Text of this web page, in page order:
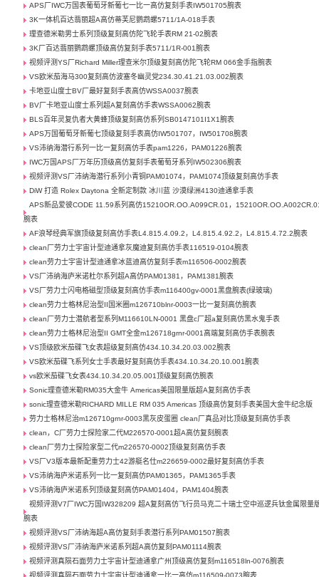
APS厂IWC万国表葡萄牙新葡七一比一高仿复刻手表IW501705腕表
3K一体机百达翡丽超A高仿蒂芙尼鹦鹉螺5711/1A-018手表
理查德米勒男士系列顶级复刻高仿陀飞轮手表RM 21-02腕表
3K厂百达翡丽鹦鹉螺顶级高仿复刻手表5711/1R-001腕表
视频评测YS厂Richard Miller理查米尔顶级复刻高仿陀飞轮RM 066金手指腕表
VS欧米茄海马300复刻高仿波塞冬幽灵党234.30.41.21.03.002腕表
卡地亚山度士BV厂最好复刻手表高仿WSSA0037腕表
BV厂卡地亚山度士系列超A复刻高仿手表WSSA0062腕表
BLS百年灵复仇者大黄蜂顶级复刻高仿系列SB0147101I1X1腕表
APS万国葡萄牙新葡七顶级复刻手表高仿IW501707，IW501708腕表
VS沛纳海潜行系列一比一复刻高仿手表pam1226，PAM01226腕表
IWC万国APS厂万年历顶级高仿复刻手表葡萄牙系列IW502306腕表
视频评测VS厂沛纳海潜行系列小青铜PAM01074，PAM1074顶级复刻高仿手表
DiW 打造 Rolex Daytona 全新定制款 冰川蓝 沙漠绿洲4130迪通拿手表
APS新品爱彼CODE 11.59系列高仿15210OR.OO.A099CR.01，
腕表
AF浪琴经典军旗顶级复刻高仿手表L4.815.4.09.2，L4.815.4.92.2，L4.815.4.72.2腕表
clean厂劳力士宇宙计型迪通拿灰魔迪复刻高仿手表116519-0104腕表
clean劳力士宇宙计型迪通拿冰蓝迪高仿复刻手表m116506-0002腕表
VS厂沛纳海庐米诺杜尔系列超A高仿PAM01381，PAM1381腕表
VS厂劳力士闪电格磁型顶级复刻高仿手表m116400gv-0001黑盘腕表(绿玻璃)
clean劳力士格林尼治型II国米圈m126710blnr-0003一比一复刻高仿腕表
clean厂劳力士潜航者型系列M116610LN-0001 黑盘c厂超a复刻高仿黑水鬼手表
clean劳力士格林尼治型II GMT全金m126718grnr-0001高端复刻高仿手表腕表
VS顶级欧米茄碟飞女表超级复刻高仿434.10.34.20.03.002腕表
VS欧米茄碟飞系列女士手表最好复刻高仿手表434.10.34.20.10.001腕表
vs欧米茄碟飞女表434.10.34.20.05.001顶级复刻高仿腕表
Sonic理查德米勒RM035大金牛 Americas美国限量版超A复刻高仿手表
sonic理查德米勒RICHARD MILLE RM 035 Americas 顶级高仿复刻手表美国大金牛纪念版
劳力士格林尼治m126710grnr-0003黑灰皮蛋圈 clean厂真品对比顶级复刻高仿手表
clean，C厂劳力士探险家二代M226570-0001超A高仿复刻腕表
clean厂劳力士探险家型二代m226570-0002顶级复刻高仿手表
VS厂V3版本最新配重劳力士42游艇名仕m226659-0002最好复刻高仿手表
VS沛纳海庐米诺系列一比一复刻高仿PAM01365，PAM1365手表
VS沛纳海庐米诺系列顶级复刻高仿PAM01404，PAM1404腕表
视频评测V7厂IWC万国IW328209 超A复刻高仿飞行员马克二十瑞士空中巡逻兵钛金属限量
腕表
视频评测VS厂沛纳海超A高仿复刻手表潜行系列PAM01507腕表
视频评测VS厂沛纳海庐米诺系列超A高仿复刻PAM01114腕表
视频评测真陨石面劳力士宇宙计型迪通拿广州顶级高仿复刻m116518ln-0076腕表
视频评测真陨石面劳力士宇宙计型迪通拿一比一高仿m116509-0073腕表